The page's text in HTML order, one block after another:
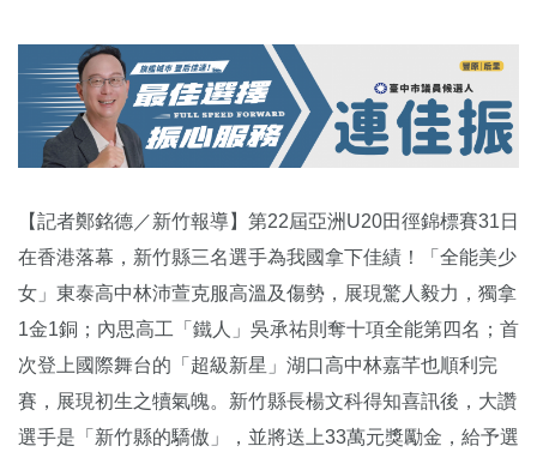
【記者鄭銘德／新竹報導】第22屆亞洲U20田徑錦標賽31日
在香港落幕，新竹縣三名選手為我國拿下佳績！「全能美少
女」東泰高中林沛萱克服高溫及傷勢，展現驚人毅力，獨拿
1金1銅；內思高工「鐵人」吳承祐則奪十項全能第四名；首
次登上國際舞台的「超級新星」湖口高中林嘉芊也順利完
賽，展現初生之犢氣魄。新竹縣長楊文科得知喜訊後，大讚
選手是「新竹縣的驕傲」，並將送上33萬元獎勵金，給予選